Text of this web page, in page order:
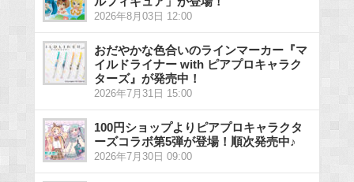
2026年8月03日 12:00
おだやかな色合いのラインマーカー『マ
イルドライナー with ピアプロキャラク
ターズ』が発売中！
2026年7月31日 15:00
100円ショップよりピアプロキャラクタ
ーズコラボ第5弾が登場！順次発売中♪
2026年7月30日 09:00